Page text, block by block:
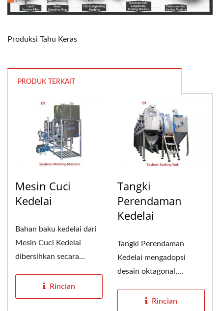
Produksi Tahu Keras
PRODUK TERKAIT
Mesin Cuci
Kedelai
Bahan baku kedelai dari
Mesin Cuci Kedelai
dibersihkan secara
digunakan...Rincian
Tangki
Perendaman
Kedelai
Tangki Perendaman
Kedelai mengadopsi
desain oktagonal,
akan tetap berada...
Rincian